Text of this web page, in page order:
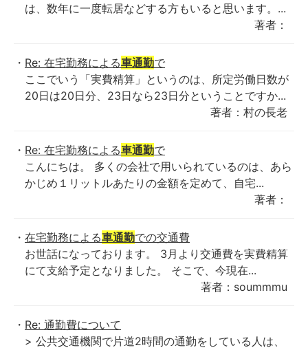
は、数年に一度転居などする方もいると思います。...
著者：
Re: 在宅勤務による車通勤で
ここでいう「実費精算」というのは、所定労働日数が
20日は20日分、23日なら23日分ということですか...
著者：村の長老
Re: 在宅勤務による車通勤で
こんにちは。 多くの会社で用いられているのは、あら
かじめ１リットルあたりの金額を定めて、自宅...
著者：
在宅勤務による車通勤での交通費
お世話になっております。 3月より交通費を実費精算
にて支給予定となりました。 そこで、今現在...
著者：soummmu
Re: 通勤費について
> 公共交通機関で片道2時間の通勤をしている人は、